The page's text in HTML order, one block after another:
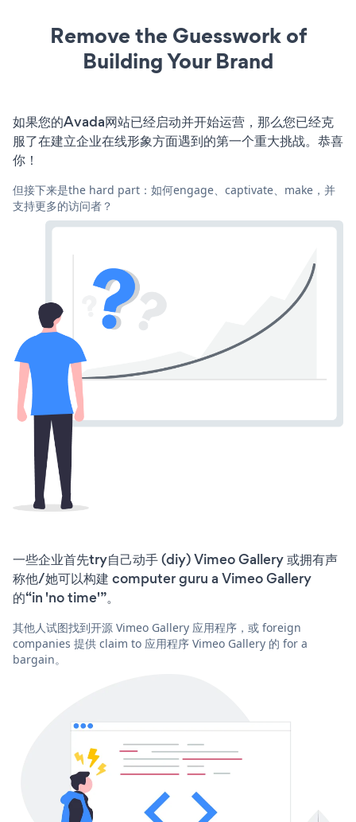
Remove the Guesswork of
Building Your Brand
如果您的Avada网站已经启动并开始运营，那么您已经克
服了在建立企业在线形象方面遇到的第一个重大挑战。恭喜
你！
但接下来是the hard part：如何engage、captivate、make，并
支持更多的访问者？
一些企业首先try自己动手 (diy) Vimeo Gallery 或拥有声
称他/她可以构建 computer guru a Vimeo Gallery
的“in 'no time'”。
其他人试图找到开源 Vimeo Gallery 应用程序，或 foreign
companies 提供 claim to 应用程序 Vimeo Gallery 的 for a
bargain。